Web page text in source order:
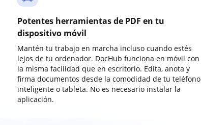
Potentes herramientas de PDF en tu
dispositivo móvil
Mantén tu trabajo en marcha incluso cuando estés
lejos de tu ordenador. DocHub funciona en móvil con
la misma facilidad que en escritorio. Edita, anota y
firma documentos desde la comodidad de tu teléfono
inteligente o tableta. No es necesario instalar la
aplicación.